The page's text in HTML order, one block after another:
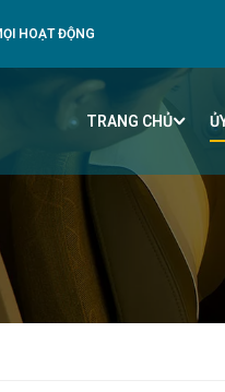
HOẠT ĐỘNG
TRANG CHỦ